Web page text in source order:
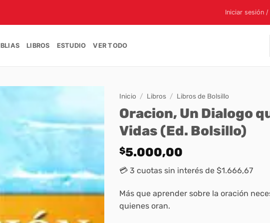
Iniciar sesión
LIBROS ESTUDIO VER TODO
Inicio / Libros / Libros de Bolsillo
Oracion, Un Dialogo
Vidas (Ed. Bolsillo)
$5.000,00
💳 3 cuotas sin interés de $1.666,67
Más que aprender sobre la oración
quienes oran.